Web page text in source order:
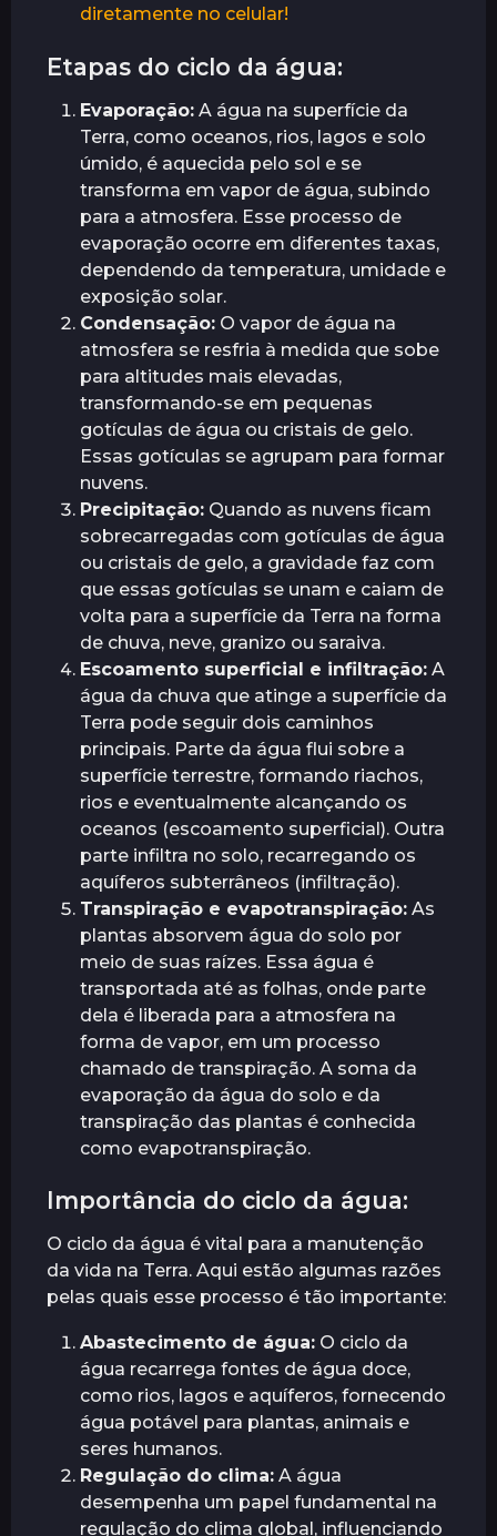
diretamente no celular!
Etapas do ciclo da água:
Evaporação: A água na superfície da
Terra, como oceanos, rios, lagos e solo
úmido, é aquecida pelo sol e se
transforma em vapor de água, subindo
para a atmosfera. Esse processo de
evaporação ocorre em diferentes taxas,
dependendo da temperatura, umidade e
exposição solar.
Condensação: O vapor de água na
atmosfera se resfria à medida que sobe
para altitudes mais elevadas,
transformando-se em pequenas
gotículas de água ou cristais de gelo.
Essas gotículas se agrupam para formar
nuvens.
Precipitação: Quando as nuvens ficam
sobrecarregadas com gotículas de água
ou cristais de gelo, a gravidade faz com
que essas gotículas se unam e caiam de
volta para a superfície da Terra na forma
de chuva, neve, granizo ou saraiva.
Escoamento superficial e infiltração: A
água da chuva que atinge a superfície da
Terra pode seguir dois caminhos
principais. Parte da água flui sobre a
superfície terrestre, formando riachos,
rios e eventualmente alcançando os
oceanos (escoamento superficial). Outra
parte infiltra no solo, recarregando os
aquíferos subterrâneos (infiltração).
Transpiração e evapotranspiração: As
plantas absorvem água do solo por
meio de suas raízes. Essa água é
transportada até as folhas, onde parte
dela é liberada para a atmosfera na
forma de vapor, em um processo
chamado de transpiração. A soma da
evaporação da água do solo e da
transpiração das plantas é conhecida
como evapotranspiração.
Importância do ciclo da água:
O ciclo da água é vital para a manutenção
da vida na Terra. Aqui estão algumas razões
pelas quais esse processo é tão importante:
Abastecimento de água: O ciclo da
água recarrega fontes de água doce,
como rios, lagos e aquíferos, fornecendo
água potável para plantas, animais e
seres humanos.
Regulação do clima: A água
desempenha um papel fundamental na
regulação do clima global, influenciando